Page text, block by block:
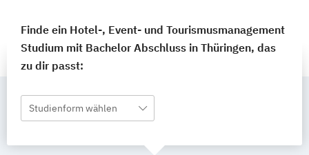
Finde ein Hotel-, Event- und Tourismusmanagement
Studium mit Bachelor Abschluss in Thüringen, das
zu dir passt:
Studienform wählen